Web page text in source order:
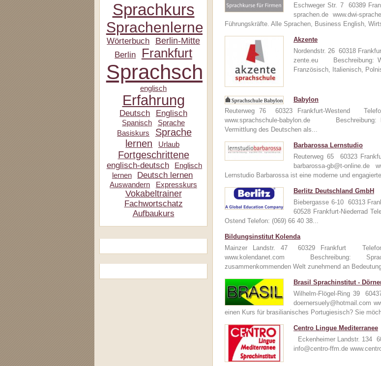
Sprachkurs
Sprachenlernen24
Wörterbuch Berlin-Mitte
Berlin Frankfurt
Sprachschule
englisch
Erfahrung
Deutsch Englisch
Spanisch
Sprache
Basiskurs
Sprache
lernen
Urlaub
Fortgeschrittene
englisch-deutsch
Englisch
lernen
Deutsch lernen
Auswandern Expresskurs
Vokabeltrainer
Fachwortschatz
Aufbaukurs
Eschweger Str. 7 60389
sprachen.de www.dwi-
Führungskräfte. Alle Sprachen, Business English,
Akzente
Nordendstr. 26 60318
zente.eu Beschreibung:
Französisch, Italienisch,
Babylon
Reuterweg 76 60323 Frankfurt-Westend
www.sprachschule-babylon.de Beschreibung:
Vermittlung des Deutschen als...
Barbarossa Lernstudio
Reuterweg 65 60323
barbarossa-gb@t-
Lernstudio Barbarossa ist eine moderne und
Berlitz Deutschland GmbH
Biebergasse 6-10 60313
60528 Frankfurt-Niederrad
Ostend Telefon: (069) 66 40 38...
Bildungsinstitut Kolenda
Mainzer Landstr. 47 60329 Frankfurt
www.kolendanet.com Beschreibung:
zusammenkommenden Welt zunehmend an
Brasil Sprachinstitut -
Wilhelm-Flögel-Ring 39
einen Kurs für brasilianisches Portugiesisch? Sie
Centro Lingue Mediterranee
Eckenheimer Landstr. 134
info@centro-ffm.de